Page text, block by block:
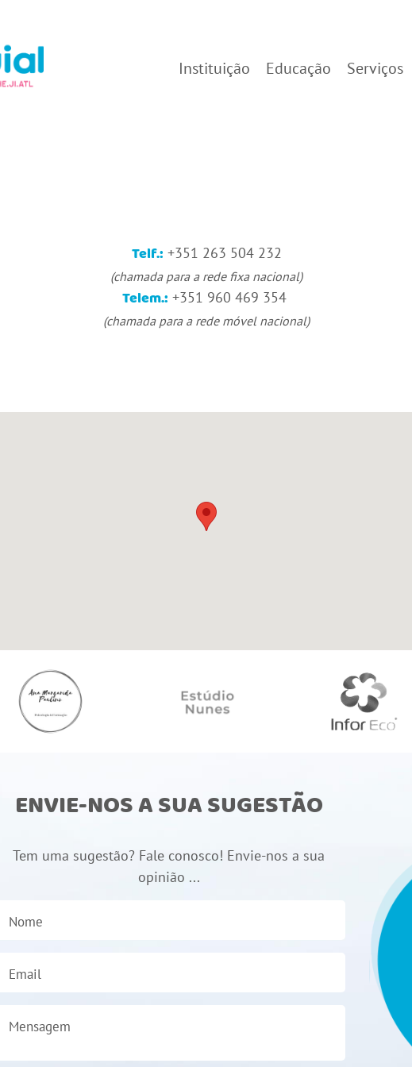
Instituição Educação Serviços
Telf.: +351 263 504 232
(chamada para a rede fixa nacional)
Telem.: +351 960 469 354
(chamada para a rede móvel nacional)
ENVIE-NOS A SUA SUGESTÃO
Tem uma sugestão? Fale conosco! Envie-nos a sua
opinião ...
Nome
Email
Mensagem